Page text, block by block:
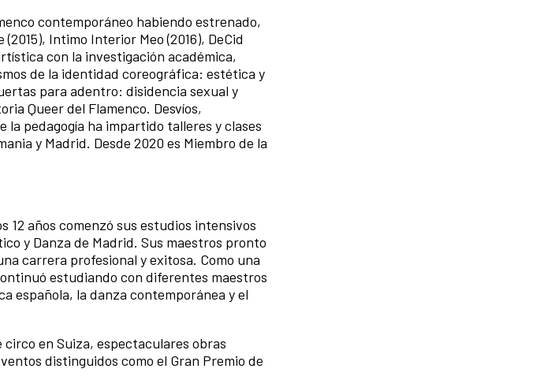
contemporáneo habiendo estrenado,
Intimo Interior Meo (2016), DeCid
con la investigación académica,
de la identidad coreográfica: estética y
para adentro: disidencia sexual y
Queer del Flamenco. Desvíos,
la pedagogía ha impartido talleres y clases
y Madrid. Desde 2020 es Miembro de la
12 años comenzó sus estudios intensivos
y Danza de Madrid. Sus maestros pronto
carrera profesional y exitosa. Como una
estudiando con diferentes maestros
española, la danza contemporánea y el
en Suiza, espectaculares obras
distinguidos como el Gran Premio de